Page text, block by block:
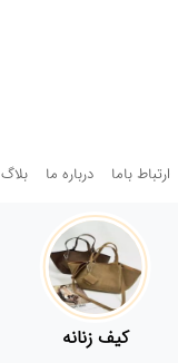
ارتباط باما درباره ما بلاگ
کیف زنانه